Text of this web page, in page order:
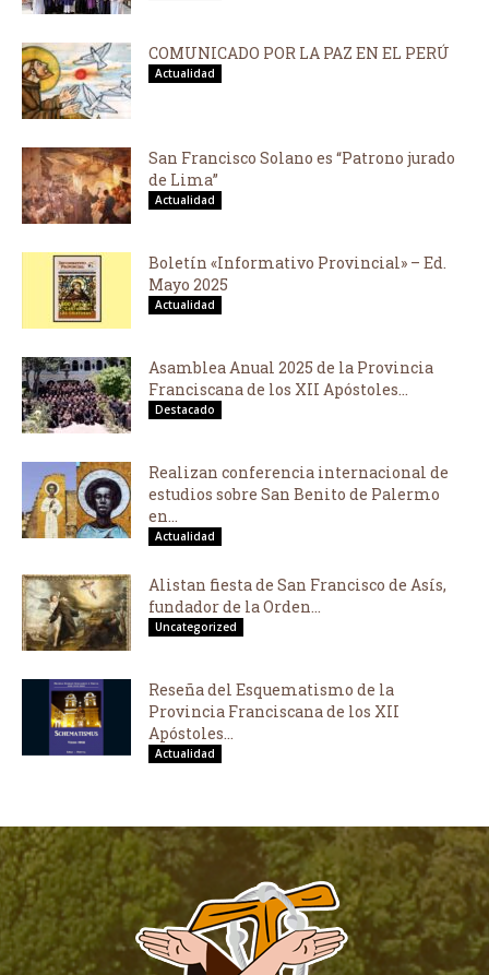
COMUNICADO POR LA PAZ EN EL PERÚ
Actualidad
San Francisco Solano es “Patrono jurado
de Lima”
Actualidad
Boletín «Informativo Provincial» – Ed.
Mayo 2025
Actualidad
Asamblea Anual 2025 de la Provincia
Franciscana de los XII Apóstoles...
Destacado
Realizan conferencia internacional de
estudios sobre San Benito de Palermo
en...
Actualidad
Alistan fiesta de San Francisco de Asís,
fundador de la Orden...
Uncategorized
Reseña del Esquematismo de la
Provincia Franciscana de los XII
Apóstoles...
Actualidad